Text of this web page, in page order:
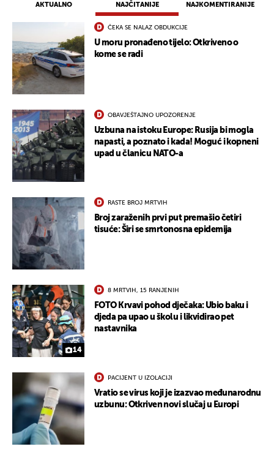
AKTUALNO NAJČITANIJE NAJKOMENTIRANIJE
ČEKA SE NALAZ OBDUKCIJE
U moru pronađeno tijelo: Otkriveno o
kome se radi
OBAVJEŠTAJNO UPOZORENJE
Uzbuna na istoku Europe: Rusija bi mogla
napasti, a poznato i kada! Moguć i kopneni
upad u članicu NATO-a
RASTE BROJ MRTVIH
Broj zaraženih prvi put premašio četiri
tisuće: Širi se smrtonosna epidemija
14
8 MRTVIH, 15 RANJENIH
FOTO Krvavi pohod dječaka: Ubio baku i
djeda pa upao u školu i likvidirao pet
nastavnika
PACIJENT U IZOLACIJI
Vratio se virus koji je izazvao međunarodnu
uzbunu: Otkriven novi slučaj u Europi
UKLJUČITE NOTIFIKACIJE